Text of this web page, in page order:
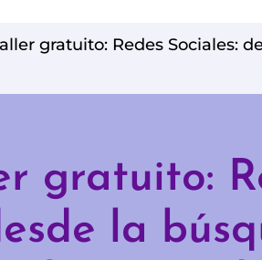
gratuito: Redes Sociales:
gratuito:
la